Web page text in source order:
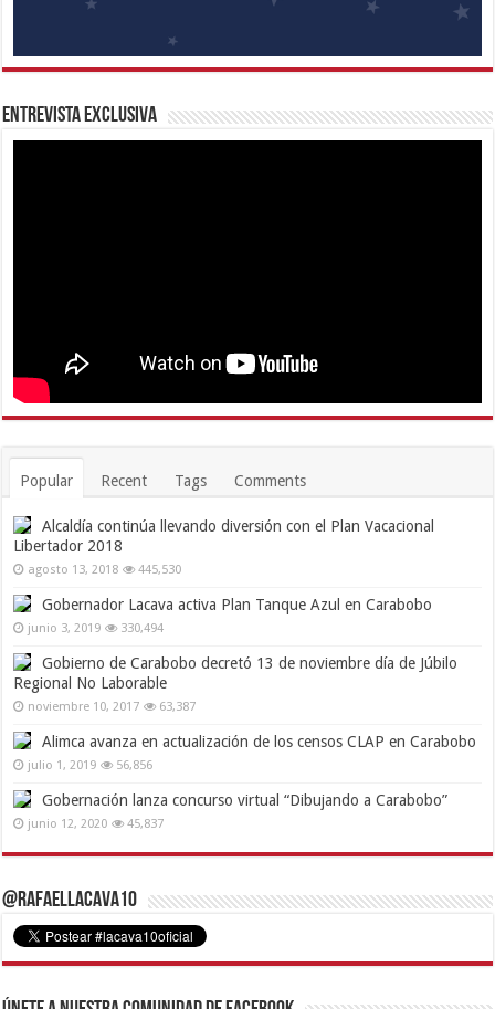
Entrevista Exclusiva
Popular Recent Tags Comments
Alcaldía continúa llevando diversión con el Plan Vacacional
Libertador 2018
agosto 13, 2018 445,530
Gobernador Lacava activa Plan Tanque Azul en Carabobo
junio 3, 2019 330,494
Gobierno de Carabobo decretó 13 de noviembre día de Júbilo
Regional No Laborable
noviembre 10, 2017 63,387
Alimca avanza en actualización de los censos CLAP en Carabobo
julio 1, 2019 56,856
Gobernación lanza concurso virtual “Dibujando a Carabobo”
junio 12, 2020 45,837
@RafaelLacava10